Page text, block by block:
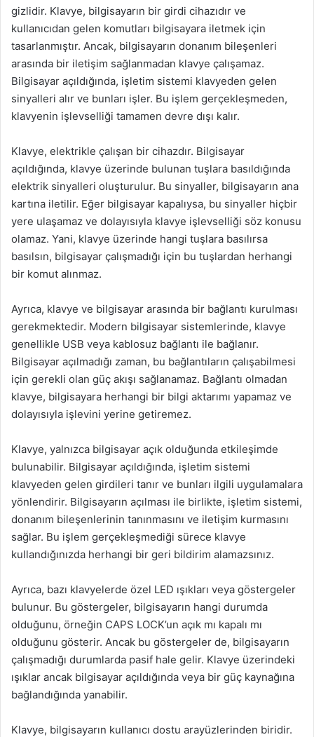
gizlidir. Klavye, bilgisayarın bir girdi cihazıdır ve
kullanıcıdan gelen komutları bilgisayara iletmek için
tasarlanmıştır. Ancak, bilgisayarın donanım bileşenleri
arasında bir iletişim sağlanmadan klavye çalışamaz.
Bilgisayar açıldığında, işletim sistemi klavyeden gelen
sinyalleri alır ve bunları işler. Bu işlem gerçekleşmeden,
klavyenin işlevselliği tamamen devre dışı kalır.
Klavye, elektrikle çalışan bir cihazdır. Bilgisayar
açıldığında, klavye üzerinde bulunan tuşlara basıldığında
elektrik sinyalleri oluşturulur. Bu sinyaller, bilgisayarın ana
kartına iletilir. Eğer bilgisayar kapalıysa, bu sinyaller hiçbir
yere ulaşamaz ve dolayısıyla klavye işlevselliği söz konusu
olamaz. Yani, klavye üzerinde hangi tuşlara basılırsa
basılsın, bilgisayar çalışmadığı için bu tuşlardan herhangi
bir komut alınmaz.
Ayrıca, klavye ve bilgisayar arasında bir bağlantı kurulması
gerekmektedir. Modern bilgisayar sistemlerinde, klavye
genellikle USB veya kablosuz bağlantı ile bağlanır.
Bilgisayar açılmadığı zaman, bu bağlantıların çalışabilmesi
için gerekli olan güç akışı sağlanamaz. Bağlantı olmadan
klavye, bilgisayara herhangi bir bilgi aktarımı yapamaz ve
dolayısıyla işlevini yerine getiremez.
Klavye, yalnızca bilgisayar açık olduğunda etkileşimde
bulunabilir. Bilgisayar açıldığında, işletim sistemi
klavyeden gelen girdileri tanır ve bunları ilgili uygulamalara
yönlendirir. Bilgisayarın açılması ile birlikte, işletim sistemi,
donanım bileşenlerinin tanınmasını ve iletişim kurmasını
sağlar. Bu işlem gerçekleşmediği sürece klavye
kullandığınızda herhangi bir geri bildirim alamazsınız.
Ayrıca, bazı klavyelerde özel LED ışıkları veya göstergeler
bulunur. Bu göstergeler, bilgisayarın hangi durumda
olduğunu, örneğin CAPS LOCK’un açık mı kapalı mı
olduğunu gösterir. Ancak bu göstergeler de, bilgisayarın
çalışmadığı durumlarda pasif hale gelir. Klavye üzerindeki
ışıklar ancak bilgisayar açıldığında veya bir güç kaynağına
bağlandığında yanabilir.
Klavye, bilgisayarın kullanıcı dostu arayüzlerinden biridir.